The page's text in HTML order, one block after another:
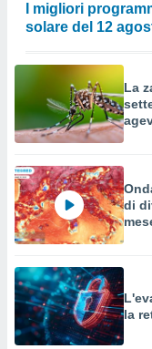
I migliori
solare del 12
La
di
la